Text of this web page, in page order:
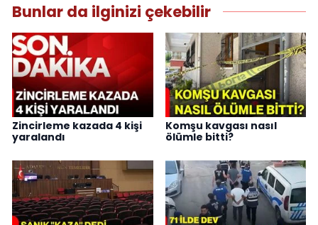
Bunlar da ilginizi çekebilir
Zincirleme kazada 4 kişi
yaralandı
Komşu kavgası nasıl
ölümle bitti?